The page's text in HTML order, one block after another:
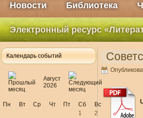
Новости Библиотека
Электронный ресурс
Календарь событий
Август
2026
Пн Вт Ср Чт Пт Сб
Вс
1
2